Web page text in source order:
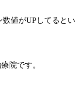
値がUPしてるとい
院です。